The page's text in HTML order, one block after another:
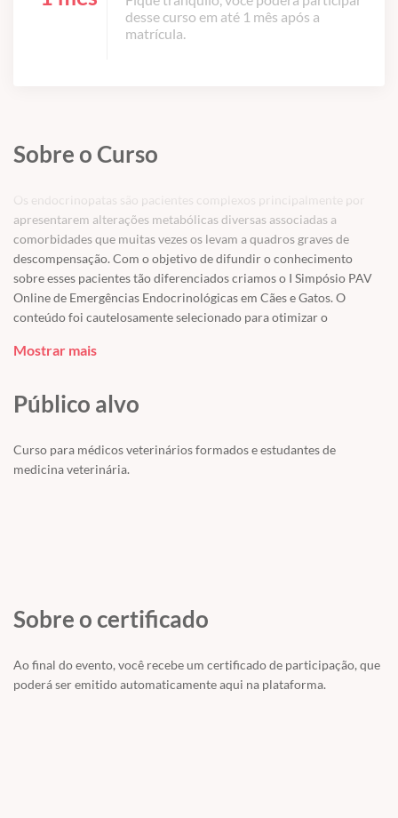
desse curso em até 1 mês após a
matrícula.
Sobre o Curso
Os endocrinopatas são pacientes complexos principalmente por
apresentarem alterações metabólicas diversas associadas a
comorbidades que muitas vezes os levam a quadros graves de
descompensação. Com o objetivo de difundir o conhecimento
sobre esses pacientes tão diferenciados criamos o I Simpósio PAV
Online de Emergências Endocrinológicas em Cães e Gatos. O
conteúdo foi cautelosamente selecionado para otimizar o
endocrinologias mais frequentes, aumentando assim a eficácia do
Mostrar mais
Público alvo
Curso para médicos veterinários formados e estudantes de
medicina veterinária.
Sobre o certificado
Ao final do evento, você recebe um certificado de participação, que
poderá ser emitido automaticamente aqui na plataforma.